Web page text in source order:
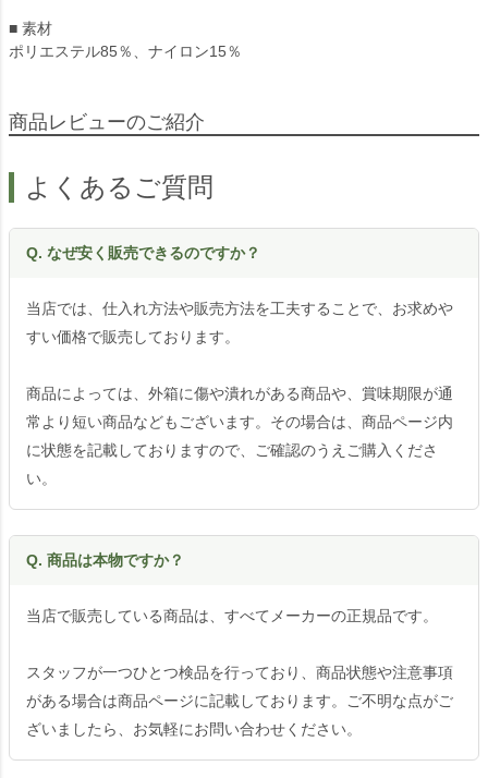
■ 素材
ポリエステル85％、ナイロン15％
商品レビューのご紹介
よくあるご質問
Q. なぜ安く販売できるのですか？
当店では、仕入れ方法や販売方法を工夫することで、お求めや
すい価格で販売しております。
商品によっては、外箱に傷や潰れがある商品や、賞味期限が通
常より短い商品などもございます。その場合は、商品ページ内
に状態を記載しておりますので、ご確認のうえご購入くださ
い。
Q. 商品は本物ですか？
当店で販売している商品は、すべてメーカーの正規品です。
スタッフが一つひとつ検品を行っており、商品状態や注意事項
がある場合は商品ページに記載しております。ご不明な点がご
ざいましたら、お気軽にお問い合わせください。